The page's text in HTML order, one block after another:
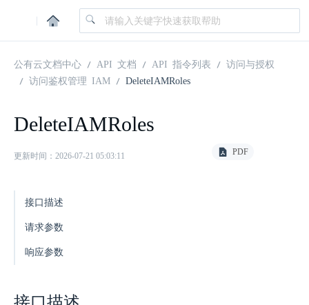
|
公有云文档中心 API 文档 API 指令列表
访问与授权
访问鉴权管理 IAM
DeleteIAMRoles
DeleteIAMRoles
更新时间：2026-07-21 05:03:11 PDF
接口描述
请求参数
响应参数